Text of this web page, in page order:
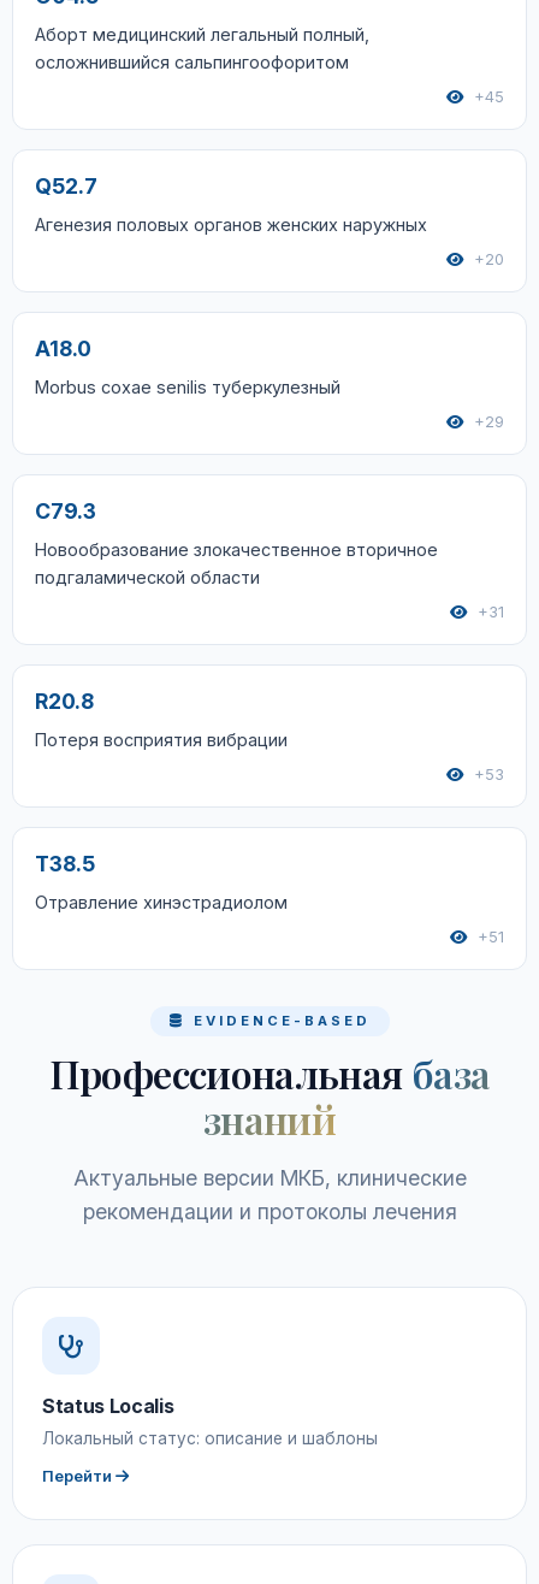
Аборт медицинский легальный полный,
осложнившийся сальпингоофоритом
+45
Q52.7
Агенезия половых органов женских наружных
+20
A18.0
Morbus coxae senilis туберкулезный
+29
C79.3
Новообразование злокачественное вторичное
подгаламической области
+31
R20.8
Потеря восприятия вибрации
+53
T38.5
Отравление хинэстрадиолом
+51
EVIDENCE-BASED
Профессиональная база
знаний
Актуальные версии МКБ, клинические
рекомендации и протоколы лечения
Status Localis
Локальный статус: описание и шаблоны
Перейти